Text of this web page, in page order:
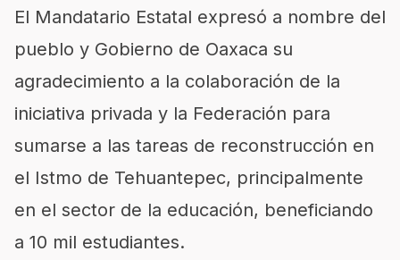
El Mandatario Estatal expresó a nombre del
pueblo y Gobierno de Oaxaca su
agradecimiento a la colaboración de la
iniciativa privada y la Federación para
sumarse a las tareas de reconstrucción en
el Istmo de Tehuantepec, principalmente
en el sector de la educación, beneficiando
a 10 mil estudiantes.